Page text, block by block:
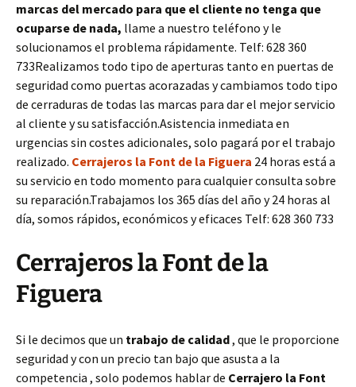
marcas del mercado para que el cliente no tenga que
ocuparse de nada, llame a nuestro teléfono y le
solucionamos el problema rápidamente. Telf: 628 360
733Realizamos todo tipo de aperturas tanto en puertas de
seguridad como puertas acorazadas y cambiamos todo tipo
de cerraduras de todas las marcas para dar el mejor servicio
al cliente y su satisfacción.Asistencia inmediata en
urgencias sin costes adicionales, solo pagará por el trabajo
realizado. Cerrajeros la Font de la Figuera 24 horas está a
su servicio en todo momento para cualquier consulta sobre
su reparación.Trabajamos los 365 días del año y 24 horas al
día, somos rápidos, económicos y eficaces Telf: 628 360 733
Cerrajeros la Font de la
Figuera
Si le decimos que un trabajo de calidad, que le proporcione
seguridad y con un precio tan bajo que asusta a la
competencia , solo podemos hablar de Cerrajero la Font